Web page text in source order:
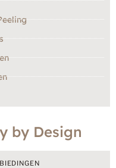
by Design